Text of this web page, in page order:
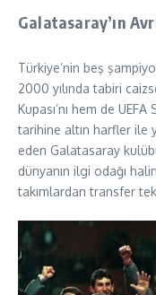
Galatasaray’ın
Türkiye’nin beş
2000 yılında tabiri
Kupası’nı hem de UEFA
tarihine altın harfler ile
eden Galatasaray
dünyanın ilgi odağı
takımlardan transfer